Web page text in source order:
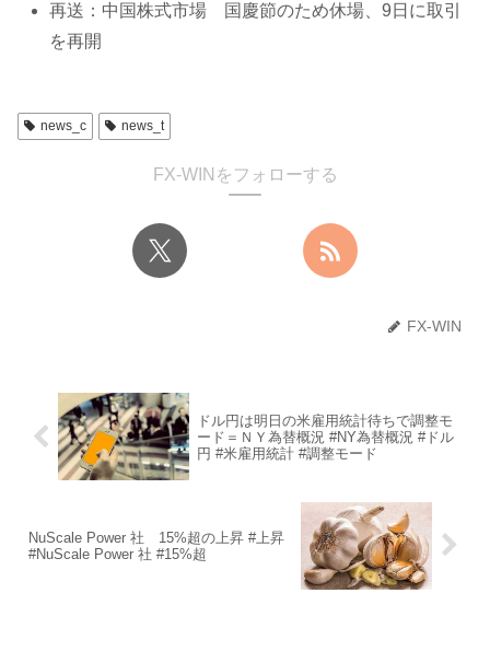
再送：中国株式市場 国慶節のため休場、9日に取引
を再開
news_c news_t
FX-WINをフォローする
FX-WIN
ドル円は明日の米雇用統計待ちで調整モ
ード＝ＮＹ為替概況 #NY為替概況 #ドル
円 #米雇用統計 #調整モード
NuScale Power 社 15%超の上昇 #上昇
#NuScale Power 社 #15%超